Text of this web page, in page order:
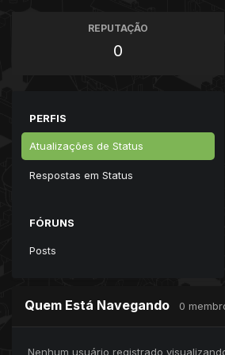
REPUTAÇÃO
0
PERFIS
Atualizações de Status
Respostas em Status
FÓRUNS
Posts
Quem Está Navegando 0
Nenhum usuário registrado